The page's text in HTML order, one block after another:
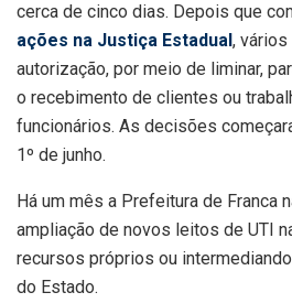
cerca de cinco dias. Depois que
ações na Justiça Estadual ,
autorização, por meio de liminar,
o recebimento de clientes ou
funcionários. As decisões
1º de junho.
Há um mês a Prefeitura de Franca
ampliação de novos leitos de UTI
recursos próprios ou
do Estado.